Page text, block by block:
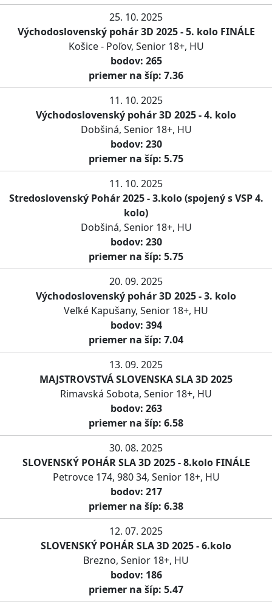
25. 10. 2025
Východoslovenský pohár 3D 2025 - 5. kolo FINÁLE
Košice - Poľov, Senior 18+, HU
bodov: 265
priemer na šíp: 7.36
11. 10. 2025
Východoslovenský pohár 3D 2025 - 4. kolo
Dobšiná, Senior 18+, HU
bodov: 230
priemer na šíp: 5.75
11. 10. 2025
Stredoslovenský Pohár 2025 - 3.kolo (spojený s VSP 4.
kolo)
Dobšiná, Senior 18+, HU
bodov: 230
priemer na šíp: 5.75
20. 09. 2025
Východoslovenský pohár 3D 2025 - 3. kolo
Veľké Kapušany, Senior 18+, HU
bodov: 394
priemer na šíp: 7.04
13. 09. 2025
MAJSTROVSTVÁ SLOVENSKA SLA 3D 2025
Rimavská Sobota, Senior 18+, HU
bodov: 263
priemer na šíp: 6.58
30. 08. 2025
SLOVENSKÝ POHÁR SLA 3D 2025 - 8.kolo FINÁLE
Petrovce 174, 980 34, Senior 18+, HU
bodov: 217
priemer na šíp: 6.38
12. 07. 2025
SLOVENSKÝ POHÁR SLA 3D 2025 - 6.kolo
Brezno, Senior 18+, HU
bodov: 186
priemer na šíp: 5.47